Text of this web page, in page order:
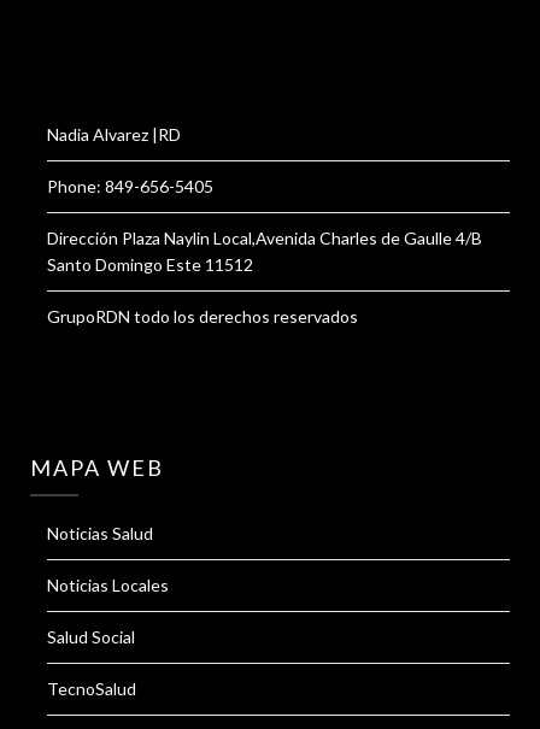
Nadia Alvarez |RD
Phone: 849-656-5405
Dirección Plaza Naylin Local,Avenida Charles de Gaulle 4/B
Santo Domingo Este 11512
GrupoRDN todo los derechos reservados
MAPA WEB
Noticias Salud
Noticias Locales
Salud Social
TecnoSalud